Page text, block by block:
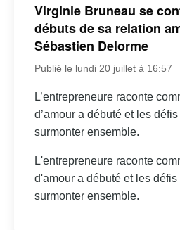
Virginie Bruneau se
débuts de sa relation
Sébastien Delorme
Publié le lundi 20 juillet à 16:57
L’entrepreneure raconte
d’amour a débuté et les défis
surmonter ensemble.
L'entrepreneure raconte
d'amour a débuté et les
surmonter ensemble.